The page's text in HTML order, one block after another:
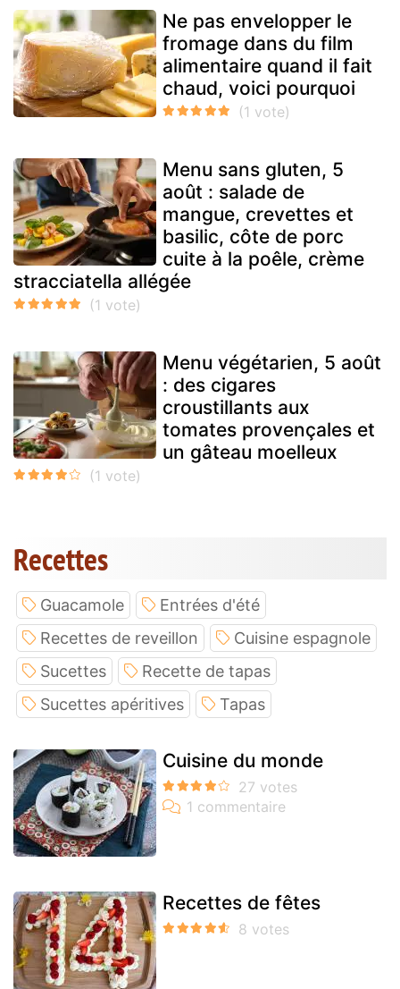
Ne pas envelopper le
fromage dans du film
alimentaire quand il fait
chaud, voici pourquoi
Menu sans gluten, 5
août : salade de
mangue, crevettes et
basilic, côte de porc
cuite à la poêle, crème
stracciatella allégée
Menu végétarien, 5 août
: des cigares
croustillants aux
tomates provençales et
un gâteau moelleux
Recettes
Guacamole
Entrées d'été
Recettes de reveillon
Cuisine espagnole
Sucettes
Recette de tapas
Sucettes apéritives
Tapas
Cuisine du monde
Recettes de fêtes